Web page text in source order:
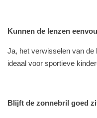
Kunnen de lenzen
Ja, het verwisselen van de
ideaal voor sportieve
Blijft de zonnebril goed